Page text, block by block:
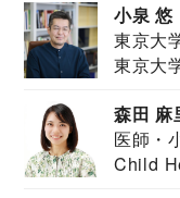
小泉 悠
東京大
東京大
森田 麻
医師・
Child